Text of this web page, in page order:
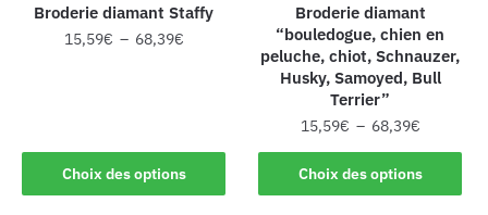
Broderie diamant Staffy
15,59€ – 68,39€
Choix des options
Broderie diamant
“bouledogue, chien en
peluche, chiot, Schnauzer,
Husky, Samoyed, Bull
Terrier”
15,59€ – 68,39€
Choix des options